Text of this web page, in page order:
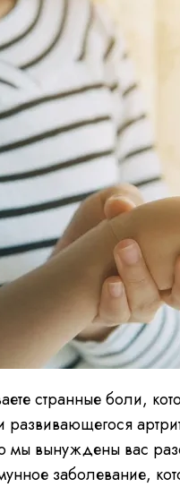
странные боли,
развивающегося
мы вынуждены вас
заболевание,